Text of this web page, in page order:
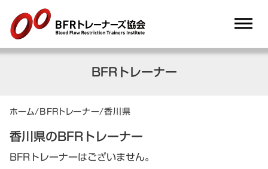
BFRトレーナー
ホーム/BFRトレーナー/香川県
香川県のBFRトレーナー
BFRトレーナーはございません。
dehaze